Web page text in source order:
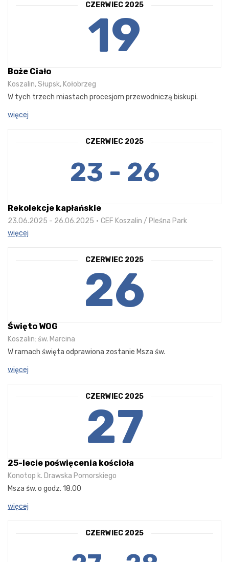
CZERWIEC 2025
19
Boże Ciało
Koszalin, Słupsk, Kołobrzeg
W tych trzech miastach procesjom przewodniczą biskupi.
więcej
CZERWIEC 2025
23 - 26
Rekolekcje kapłańskie
23.06.2025 - 26.06.2025
CEF Koszalin / Pleśna Park
więcej
CZERWIEC 2025
26
Święto WOG
Koszalin: św. Marcina
W ramach święta odprawiona zostanie Msza św.
więcej
CZERWIEC 2025
27
25-lecie poświęcenia kościoła
Konotop k. Drawska Pomorskiego
Msza św. o godz. 18.00
więcej
CZERWIEC 2025